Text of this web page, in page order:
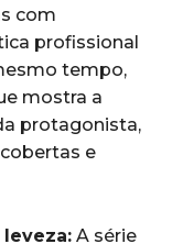
com
profissional
tempo,
mostra a
protagonista,
e
A série